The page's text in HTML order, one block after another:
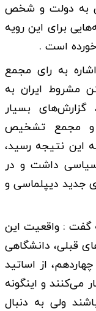
به دولت و شخص
برای این رویه
خورده است .
به رای مجمع
ایران به
گزارش‌های بسیار
و مجمع تشخیص
این نتیجه رسید،
سیاسی داشت و در
جدید دیپلماسی و
گفت : واقعیت این
قبلی، دانشگاهی
از اساتید
می‌کنند و اینگونه
ولی به دنبال